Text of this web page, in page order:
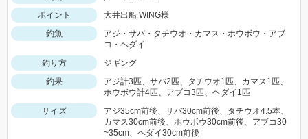
ポイント
大井出船 WING様
釣魚
アジ・サバ・タチウオ・カマス・ホウボウ・アブ
コ・ヘダイ
釣り方
ジギング
釣果
アジ計3匹、サバ2匹、タチウオ1匹、カマス1匹、
ホウボウ計4匹、アブコ3匹、ヘダイ1匹
サイズ
アジ35cm前後、サバ30cm前後、タチウオ4.5本、
カマス30cm前後、ホウボウ30cm前後、アブコ30
~35cm、ヘダイ30cm前後